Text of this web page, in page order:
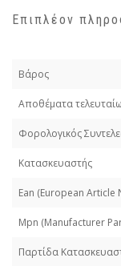
Επιπλέον
Βάρος
Απoθέματα
Φορολογικός
Κατασκευαστής
Εan (European Article
Mpn (Manufacturer
Παρτίδα